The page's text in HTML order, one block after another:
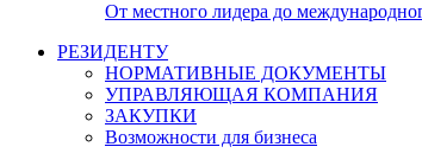
От местного лидера до
РЕЗИДЕНТУ
НОРМАТИВНЫЕ ДОКУМЕНТЫ
УПРАВЛЯЮЩАЯ КОМПАНИЯ
ЗАКУПКИ
Возможности для бизнеса